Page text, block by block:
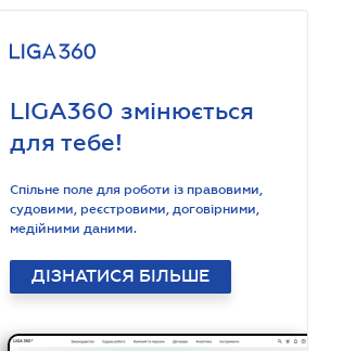
LIGA360 змінюється
для тебе!
Спільне поле для роботи із правовими,
судовими, реєстровими, договірними,
медійними даними.
ДІЗНАТИСЯ БІЛЬШЕ